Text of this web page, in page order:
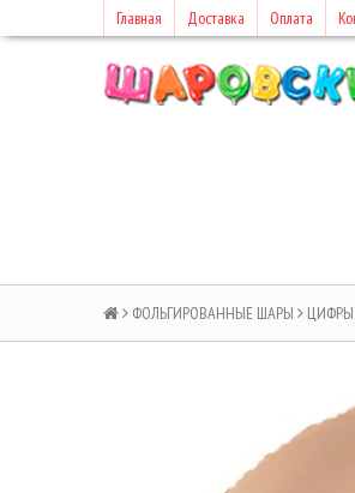
Главная Доставка Оплата
ФОЛЬГИРОВАННЫЕ ШАРЫ ЦИФРЫ